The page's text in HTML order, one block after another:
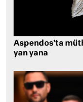
Aspendos’ta
yan yana